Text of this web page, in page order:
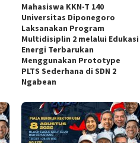
Mahasiswa KKN-T 140
Universitas Diponegoro
Laksanakan Program
Multidisiplin 2 melalui Edukasi
Energi Terbarukan
Menggunakan Prototype
PLTS Sederhana di SDN 2
Ngabean